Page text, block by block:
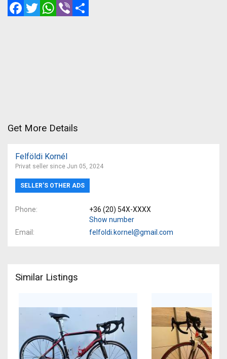
FacebookTwitterWhatsApp
Viber
Get More Details
Felföldi Kornél
Privat seller since Jun 05, 2024
SELLER’S OTHER ADS
Phone
+36 (20) 54X-XXXX
Show number
Email
felfoldi.kornel@gmail.com
Similar Listings